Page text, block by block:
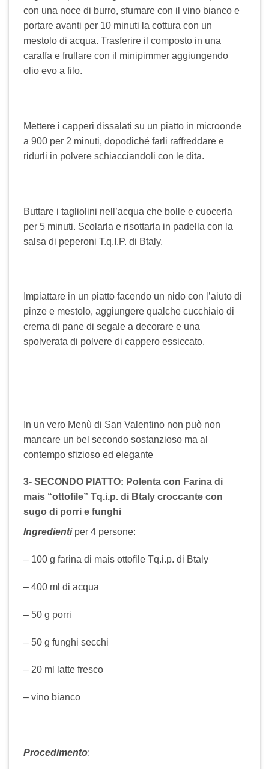
con una noce di burro, sfumare con il vino bianco e
portare avanti per 10 minuti la cottura con un
mestolo di acqua. Trasferire il composto in una
caraffa e frullare con il minipimmer aggiungendo
olio evo a filo.
Mettere i capperi dissalati su un piatto in microonde
a 900 per 2 minuti, dopodiché farli raffreddare e
ridurli in polvere schiacciandoli con le dita.
Buttare i tagliolini nell’acqua che bolle e cuocerla
per 5 minuti. Scolarla e risottarla in padella con la
salsa di peperoni T.q.I.P. di Btaly.
Impiattare in un piatto facendo un nido con l’aiuto di
pinze e mestolo, aggiungere qualche cucchiaio di
crema di pane di segale a decorare e una
spolverata di polvere di cappero essiccato.
In un vero Menù di San Valentino non può non
mancare un bel secondo sostanzioso ma al
contempo sfizioso ed elegante
3- SECONDO PIATTO: Polenta con Farina di
mais “ottofile” Tq.i.p. di Btaly croccante con
sugo di porri e funghi
Ingredientiper 4 persone:
– 100 g farina di mais ottofile Tq.i.p. di Btaly
– 400 ml di acqua
– 50 g porri
– 50 g funghi secchi
– 20 ml latte fresco
– vino bianco
Procedimento: